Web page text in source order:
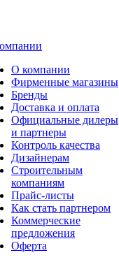
О компании
Фирменные магазины
Бренды
Доставка и оплата
Официальные дилеры
и партнеры
Контроль качества
Дизайнерам
Строительным
компаниям
Прайс-листы
Как стать партнером
Коммерческие
предложения
Оферта